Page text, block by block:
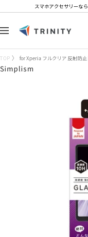
テ
ツ
へ
スマホアクセサリーな
ナ
ゲ
ー
Trinity
TOP for Xperia フルクリア 反射防
Simplism